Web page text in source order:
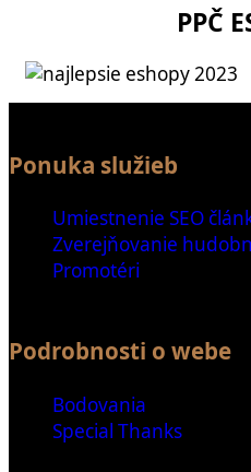
PPČ
Ponuka služieb
Umiestnenie SEO
Zverejňovanie
Promotéri
Podrobnosti o webe
Bodovania
Special Thanks